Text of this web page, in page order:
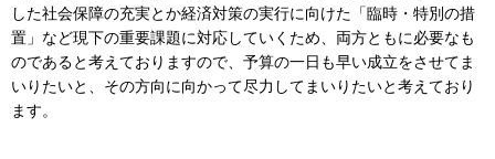
した社会保障の充実とか経済対策の実行に向けた「臨時・特別の措
置」など現下の重要課題に対応していくため、両方ともに必要なも
のであると考えておりますので、予算の一日も早い成立をさせてま
いりたいと、その方向に向かって尽力してまいりたいと考えており
ます。